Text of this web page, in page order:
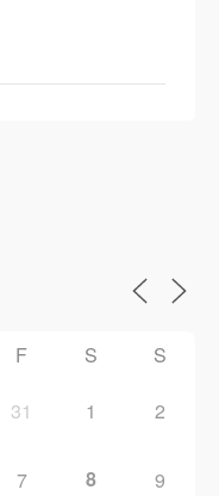
F S S
31 1 2
7 8 9